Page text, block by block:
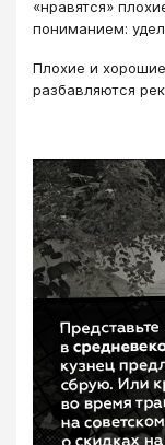
«нравятся»
пониманием:
Плохие и
разбавляются